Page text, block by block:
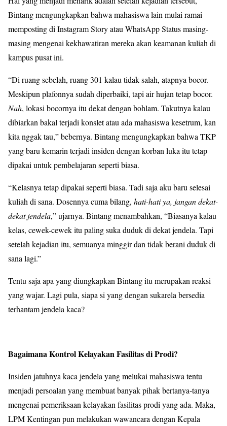
Bintang mengungkapkan bahwa mahasiswa lain mulai ramai
memposting di Instagram Story atau WhatsApp Status masing-
masing mengenai kekhawatiran mereka akan keamanan kuliah di
kampus pusat ini.
“Di ruang sebelah, ruang 301 kalau tidak salah, atapnya bocor.
Meskipun plafonnya sudah diperbaiki, tapi air hujan tetap bocor.
Nah, lokasi bocornya itu dekat dengan bohlam. Takutnya kalau
dibiarkan bakal terjadi konslet atau ada mahasiswa kesetrum, kan
kita nggak tau,” bebernya. Bintang mengungkapkan bahwa TKP
yang baru kemarin terjadi insiden dengan korban luka itu tetap
dipakai untuk pembelajaran seperti biasa.
“Kelasnya tetap dipakai seperti biasa. Tadi saja aku baru selesai
kuliah di sana. Dosennya cuma bilang, hati-hati ya, jangan dekat-
dekat jendela,” ujarnya. Bintang menambahkan, “Biasanya kalau
kelas, cewek-cewek itu paling suka duduk di dekat jendela. Tapi
setelah kejadian itu, semuanya minggir dan tidak berani duduk di
sana lagi.”
Tentu saja apa yang diungkapkan Bintang itu merupakan reaksi
yang wajar. Lagi pula, siapa si yang dengan sukarela bersedia
terhantam jendela kaca?
Bagaimana Kontrol Kelayakan Fasilitas di Prodi?
Insiden jatuhnya kaca jendela yang melukai mahasiswa tentu
menjadi persoalan yang membuat banyak pihak bertanya-tanya
mengenai pemeriksaan kelayakan fasilitas prodi yang ada. Maka,
LPM Kentingan pun melakukan wawancara dengan Kepala